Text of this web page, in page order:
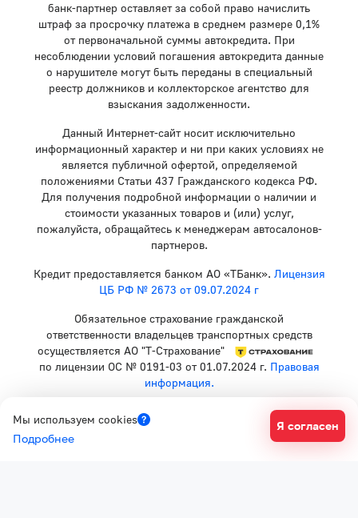
банк-партнер оставляет за собой право начислить
штраф за просрочку платежа в среднем размере 0,1%
от первоначальной суммы автокредита. При
несоблюдении условий погашения автокредита данные
о нарушителе могут быть переданы в специальный
реестр должников и коллекторское агентство для
взыскания задолженности.
Данный Интернет-сайт носит исключительно
информационный характер и ни при каких условиях не
является публичной офертой, определяемой
положениями Статьи 437 Гражданского кодекса РФ.
Для получения подробной информации о наличии и
стоимости указанных товаров и (или) услуг,
пожалуйста, обращайтесь к менеджерам автосалонов-
партнеров.
Кредит предоставляется банком АО «ТБанк». Лицензия
ЦБ РФ № 2673 от 09.07.2024 г
Обязательное страхование гражданской
ответственности владельцев транспортных средств
осуществляется АО "Т-Страхование"
по лицензии ОС № 0191-03 от 01.07.2024 г. Правовая
информация.
Политика конфиденциальности
Согласие на рекламную рассылку
Мы используем cookies
Подробнее
Я согласен